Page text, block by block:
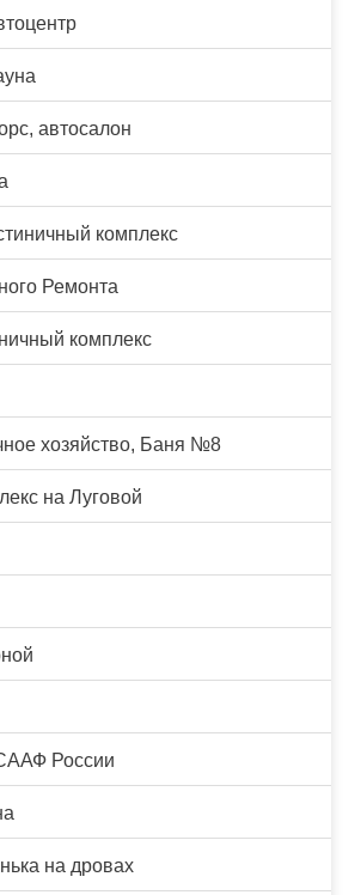
автосалон
комплекс
Ремонта
комплекс
хозяйство, Баня №8
на Луговой
России
на дровах